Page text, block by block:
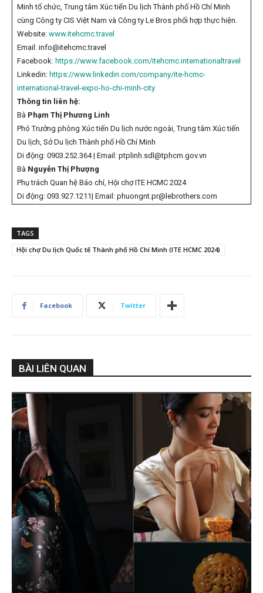
Minh tổ chức, Trung tâm Xúc tiến Du lịch Thành phố Hồ Chí Minh
cùng Công ty CIS Việt Nam và Công ty Le Bros phối hợp thực hiện.
Website: www.itehcmc.travel
Email: info@itehcmc.travel
Facebook: https://www.facebook.com/itehcmc.internationaltravel
Linkedin: https://www.linkedin.com/company/ite-hcmc-
international-travel-expo-ho-chi-minh-city
Thông tin liên hệ:
Bà Phạm Thị Phương Linh
Phó Trưởng phòng Xúc tiến Du lịch nước ngoài, Trung tâm Xúc tiến
Du lịch, Sở Du lịch Thành phố Hồ Chí Minh
Di động: 0903.252.364 | Email: ptplinh.sdl@tphcm.gov.vn
Bà Nguyễn Thị Phượng
Phụ trách Quan hệ Báo chí, Hội chợ ITE HCMC 2024
Di động: 093.927.1211| Email: phuongnt.pr@lebrothers.com
TAGS
Hội chợ Du lịch Quốc tế Thành phố Hồ Chí Minh (ITE HCMC 2024)
Facebook Twitter
BÀI LIÊN QUAN